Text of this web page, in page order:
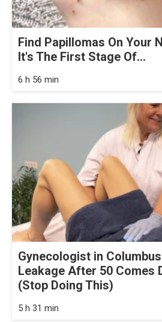
Find Papillomas On Your
It's The First Stage Of...
6 h 56 min
Gynecologist in
Leakage After 50 Comes
(Stop Doing This)
5 h 31 min